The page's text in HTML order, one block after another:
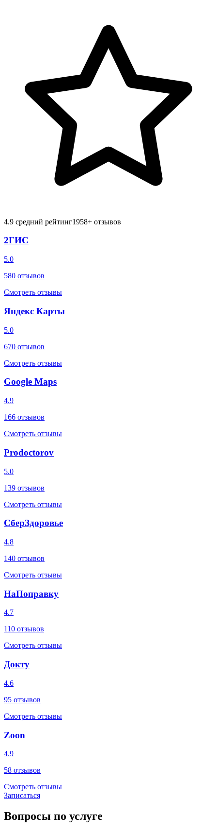
4.9 средний рейтинг1958+ отзывов
2ГИС
5.0
580 отзывов
Смотреть отзывы
Яндекс Карты
5.0
670 отзывов
Смотреть отзывы
Google Maps
4.9
166 отзывов
Смотреть отзывы
Prodoctorov
5.0
139 отзывов
Смотреть отзывы
СберЗдоровье
4.8
140 отзывов
Смотреть отзывы
НаПоправку
4.7
110 отзывов
Смотреть отзывы
Докту
4.6
95 отзывов
Смотреть отзывы
Zoon
4.9
58 отзывов
Смотреть отзывы
Записаться
Вопросы по услуге